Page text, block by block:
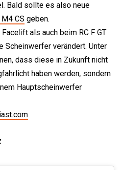
Bald sollte es also neue
M4 CS geben.
als auch beim RC F GT
Scheinwerfer verändert. Unter
dass diese in Zukunft nicht
haben werden, sondern
Hauptscheinwerfer